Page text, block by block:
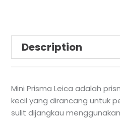
Description
Mini Prisma Leica adalah
kecil yang dirancang untuk
sulit dijangkau